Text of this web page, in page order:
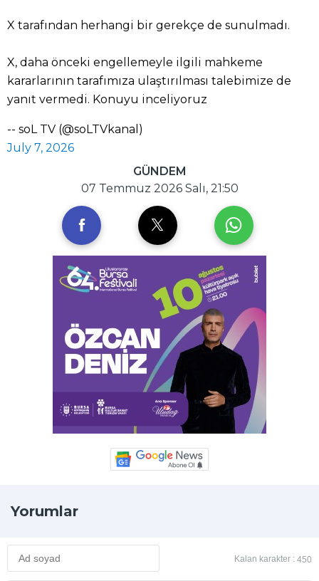
X tarafından herhangi bir gerekçe de sunulmadı.
X, daha önceki engellemeyle ilgili mahkeme
kararlarının tarafımıza ulaştırılması talebimize de
yanıt vermedi. Konuyu inceliyoruz
-- soL TV (@soLTVkanal)
July 7, 2026
GÜNDEM
07 Temmuz 2026 Salı, 21:50
Yorumlar
Kalan karakter : 450